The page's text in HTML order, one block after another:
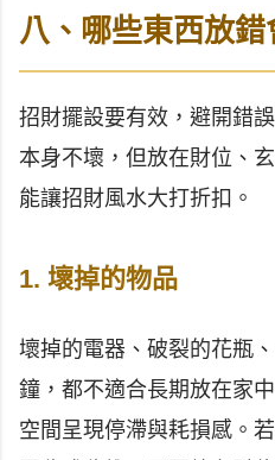
八、哪些東西放錯
招財擺設要有效，避開錯
本身不壞，但放在財位、
能讓招財風水大打折扣。
1. 壞掉的物品
壞掉的電器、破裂的花瓶
鐘，都不適合長期放在家
空間呈現停滯與耗損感。